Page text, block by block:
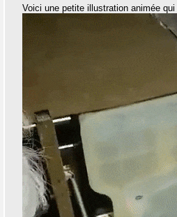
Voici une petite illustration animée qui